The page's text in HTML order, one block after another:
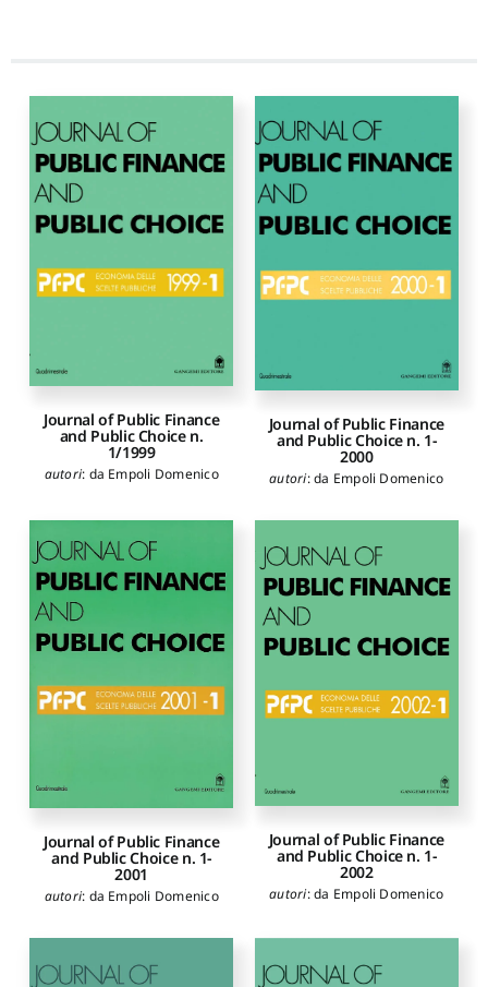
Journal of Public Finance
and Public Choice n.
1/1999
autori: da Empoli Domenico
Journal of Public Finance
and Public Choice n. 1-
2000
autori:da Empoli Domenico
Journal of Public Finance
and Public Choice n. 1-
2001
autori: da Empoli Domenico
Journal of Public Finance
and Public Choice n. 1-
2002
autori:da Empoli Domenico